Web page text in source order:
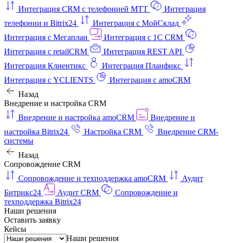
Интеграция CRM с телефонией МТТ
Интеграция
телефонии и Bitrix24
Интеграция с МойСклад
Интеграция с Мегаплан
Интеграция с 1C CRM
Интеграция с retailCRM
Интеграция REST API
Интеграция Клиентикс
Интеграция Планфикс
Интеграция с YCLIENTS
Интеграция с amoCRM
Назад
Внедрение и настройка CRM
Внедрение и настройка amoCRM
Внедрение и
настройка Bitrix24
Настройка CRM
Внедрение CRM-
системы
Назад
Сопровождение CRM
Сопровождение и техподдержка amoCRM
Аудит
Битрикс24
Аудит CRM
Сопровождение и
техподдержка Bitrix24
Наши решения
Оставить заявку
Кейсы
Наши решения